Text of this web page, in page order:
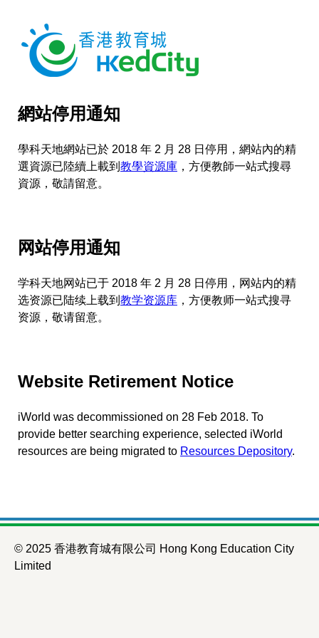
網站停用通知
學科天地網站已於 2018 年 2 月 28 日停用，網站內的精
選資源已陸續上載到 教學資源庫 ，方便教師一站式搜尋
資源，敬請留意。
网站停用通知
学科天地网站已于 2018 年 2 月 28 日停用，网站内的精
选资源已陆续上载到 教学资源库 ，方便教师一站式搜寻
资源，敬请留意。
Website Retirement Notice
iWorld was decommissioned on 28 Feb 2018. To
provide better searching experience, selected iWorld
resources are being migrated to Resources Depository.
© 2025 香港教育城有限公司 Hong Kong Education City
Limited